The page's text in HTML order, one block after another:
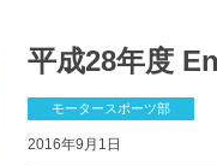
平成28年度
モータースポーツ部
2016年9月1日